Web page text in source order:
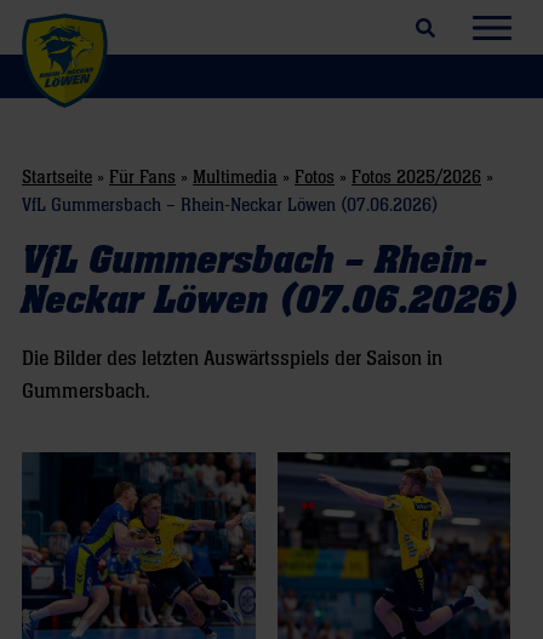
Suchfeld öffnen
Startseite » Für Fans » Multimedia » Fotos » Fotos 2025/2026 »
VfL Gummersbach – Rhein-Neckar Löwen (07.06.2026)
VfL Gummersbach – Rhein-
Neckar Löwen (07.06.2026)
Die Bilder des letzten Auswärtsspiels der Saison in
Gummersbach.